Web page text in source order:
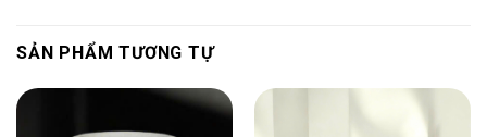
SẢN PHẨM TƯƠNG TỰ